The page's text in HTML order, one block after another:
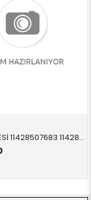
YAĞ FİLTRESİ 11428507683 11428507683 11428507683 E60 E61 E63 E64 E65 E66 E70 E71 E81 E82 E83 E84 E8 N47N 2010-2017